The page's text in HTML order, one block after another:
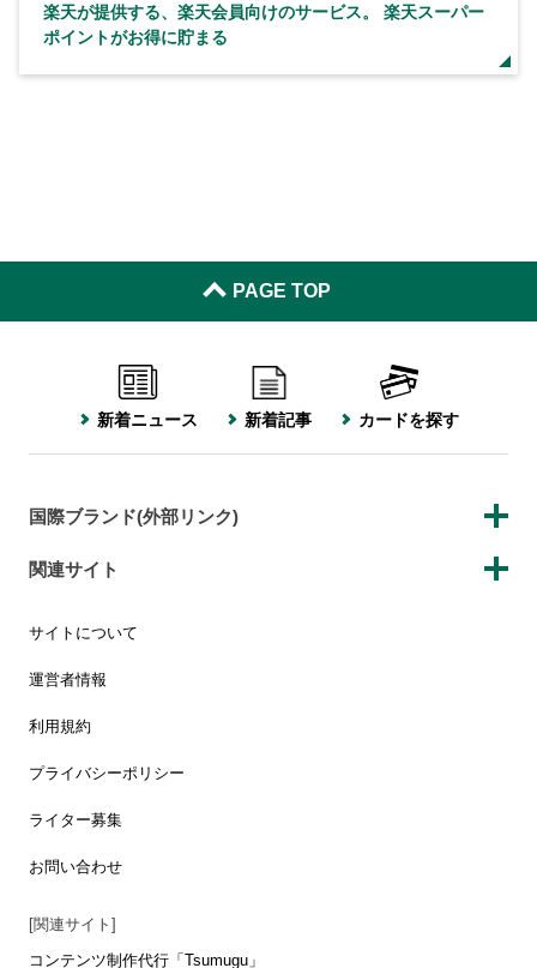
楽天が提供する、楽天会員向けのサービス。 楽天スーパー
ポイントがお得に貯まる
PAGE TOP
新着ニュース 新着記事 カードを探す
国際ブランド(外部リンク)
関連サイト
サイトについて
運営者情報
利用規約
プライバシーポリシー
ライター募集
お問い合わせ
[関連サイト]
コンテンツ制作代行「Tsumugu」